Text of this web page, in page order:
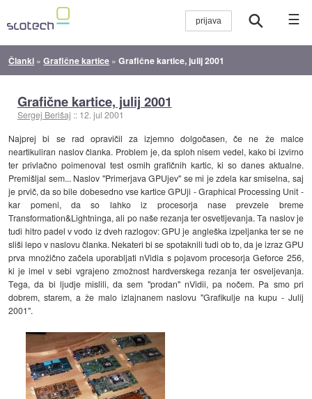
☰
Članki »Grafične kartice »Grafične kartice, julij 2001
Grafične kartice, julij 2001
Sergej Berišaj :: 12. jul 2001
Najprej bi se rad opravičil za izjemno dolgočasen, če ne že malce
neartikuliran naslov članka. Problem je, da sploh nisem vedel, kako bi izvirno
ter privlačno poimenoval test osmih grafičnih kartic, ki so danes aktualne.
Premišljal sem... Naslov "Primerjava GPUjev" se mi je zdela kar smiselna, saj
je prvič, da so bile dobesedno vse kartice GPUji - Graphical Processing Unit -
kar pomeni, da so lahko iz procesorja nase prevzele breme
Transformation&Lightninga, ali po naše rezanja ter osvetljevanja. Ta naslov je
tudi hitro padel v vodo iz dveh razlogov: GPU je angleška izpeljanka ter se ne
sliši lepo v naslovu članka. Nekateri bi se spotaknili tudi ob to, da je izraz GPU
prva množično začela uporabljati nVidia s pojavom procesorja Geforce 256,
ki je imel v sebi vgrajeno zmožnost hardverskega rezanja ter osveljevanja.
Tega, da bi ljudje mislili, da sem "prodan" nVidii, pa nočem. Pa smo pri
dobrem, starem, a že malo izlajnanem naslovu "Grafikulje na kupu - Julij
2001".